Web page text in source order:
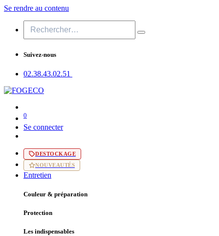
Se rendre au contenu
Suivez-nous
02.38.43​.02.51
0
Se connecter
DESTOCKAGE
NOUVEAUTÉS
Entretien
Couleur & préparation
Protection
Les indispensables